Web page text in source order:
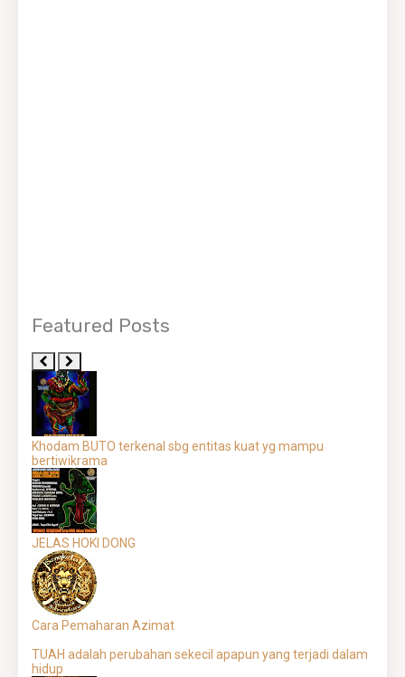
Featured Posts
Khodam BUTO terkenal sbg entitas kuat yg mampu
bertiwikrama
JELAS HOKI DONG
Cara Pemaharan Azimat
TUAH adalah perubahan sekecil apapun yang terjadi dalam
hidup